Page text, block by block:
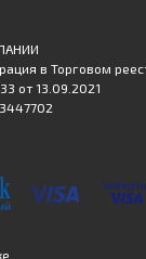
в Торговом
от 13.09.2021